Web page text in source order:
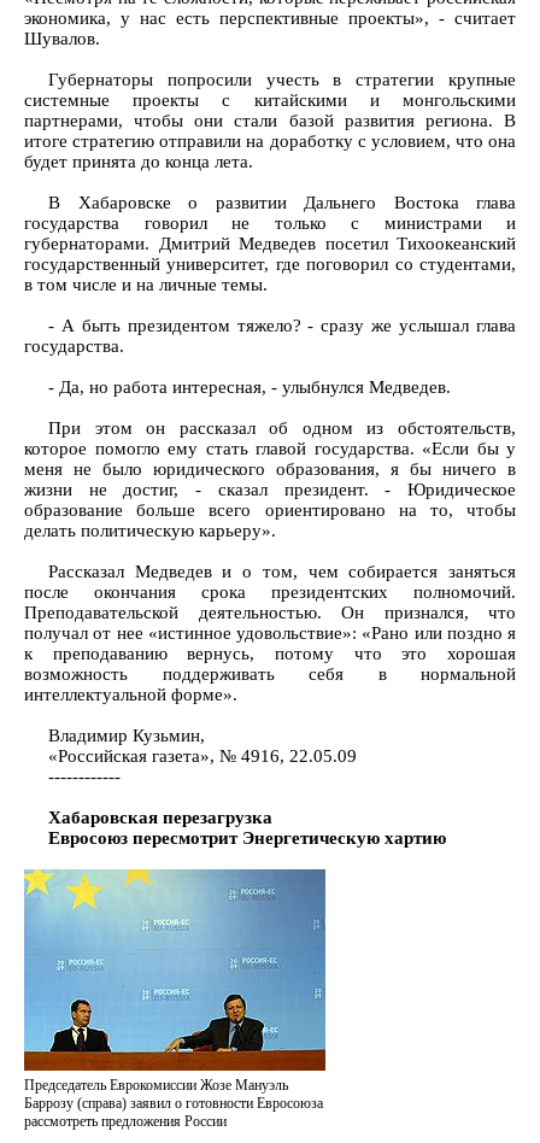
экономика, у нас есть перспективные проекты», - считает
Шувалов.
Губернаторы попросили учесть в стратегии крупные
системные проекты с китайскими и монгольскими
партнерами, чтобы они стали базой развития региона. В
итоге стратегию отправили на доработку с условием, что она
будет принята до конца лета.
В Хабаровске о развитии Дальнего Востока глава
государства говорил не только с министрами и
губернаторами. Дмитрий Медведев посетил Тихоокеанский
государственный университет, где поговорил со студентами,
в том числе и на личные темы.
- А быть президентом тяжело? - сразу же услышал глава
государства.
- Да, но работа интересная, - улыбнулся Медведев.
При этом он рассказал об одном из обстоятельств,
которое помогло ему стать главой государства. «Если бы у
меня не было юридического образования, я бы ничего в
жизни не достиг, - сказал президент. - Юридическое
образование больше всего ориентировано на то, чтобы
делать политическую карьеру».
Рассказал Медведев и о том, чем собирается заняться
после окончания срока президентских полномочий.
Преподавательской деятельностью. Он признался, что
получал от нее «истинное удовольствие»: «Рано или поздно я
к преподаванию вернусь, потому что это хорошая
возможность поддерживать себя в нормальной
интеллектуальной форме».
Владимир Кузьмин,
«Российская газета», № 4916, 22.05.09
------------
Хабаровская перезагрузка
Евросоюз пересмотрит Энергетическую хартию
Председатель Еврокомиссии Жозе Мануэль
Баррозу (справа) заявил о готовности Евросоюза
рассмотреть предложения России